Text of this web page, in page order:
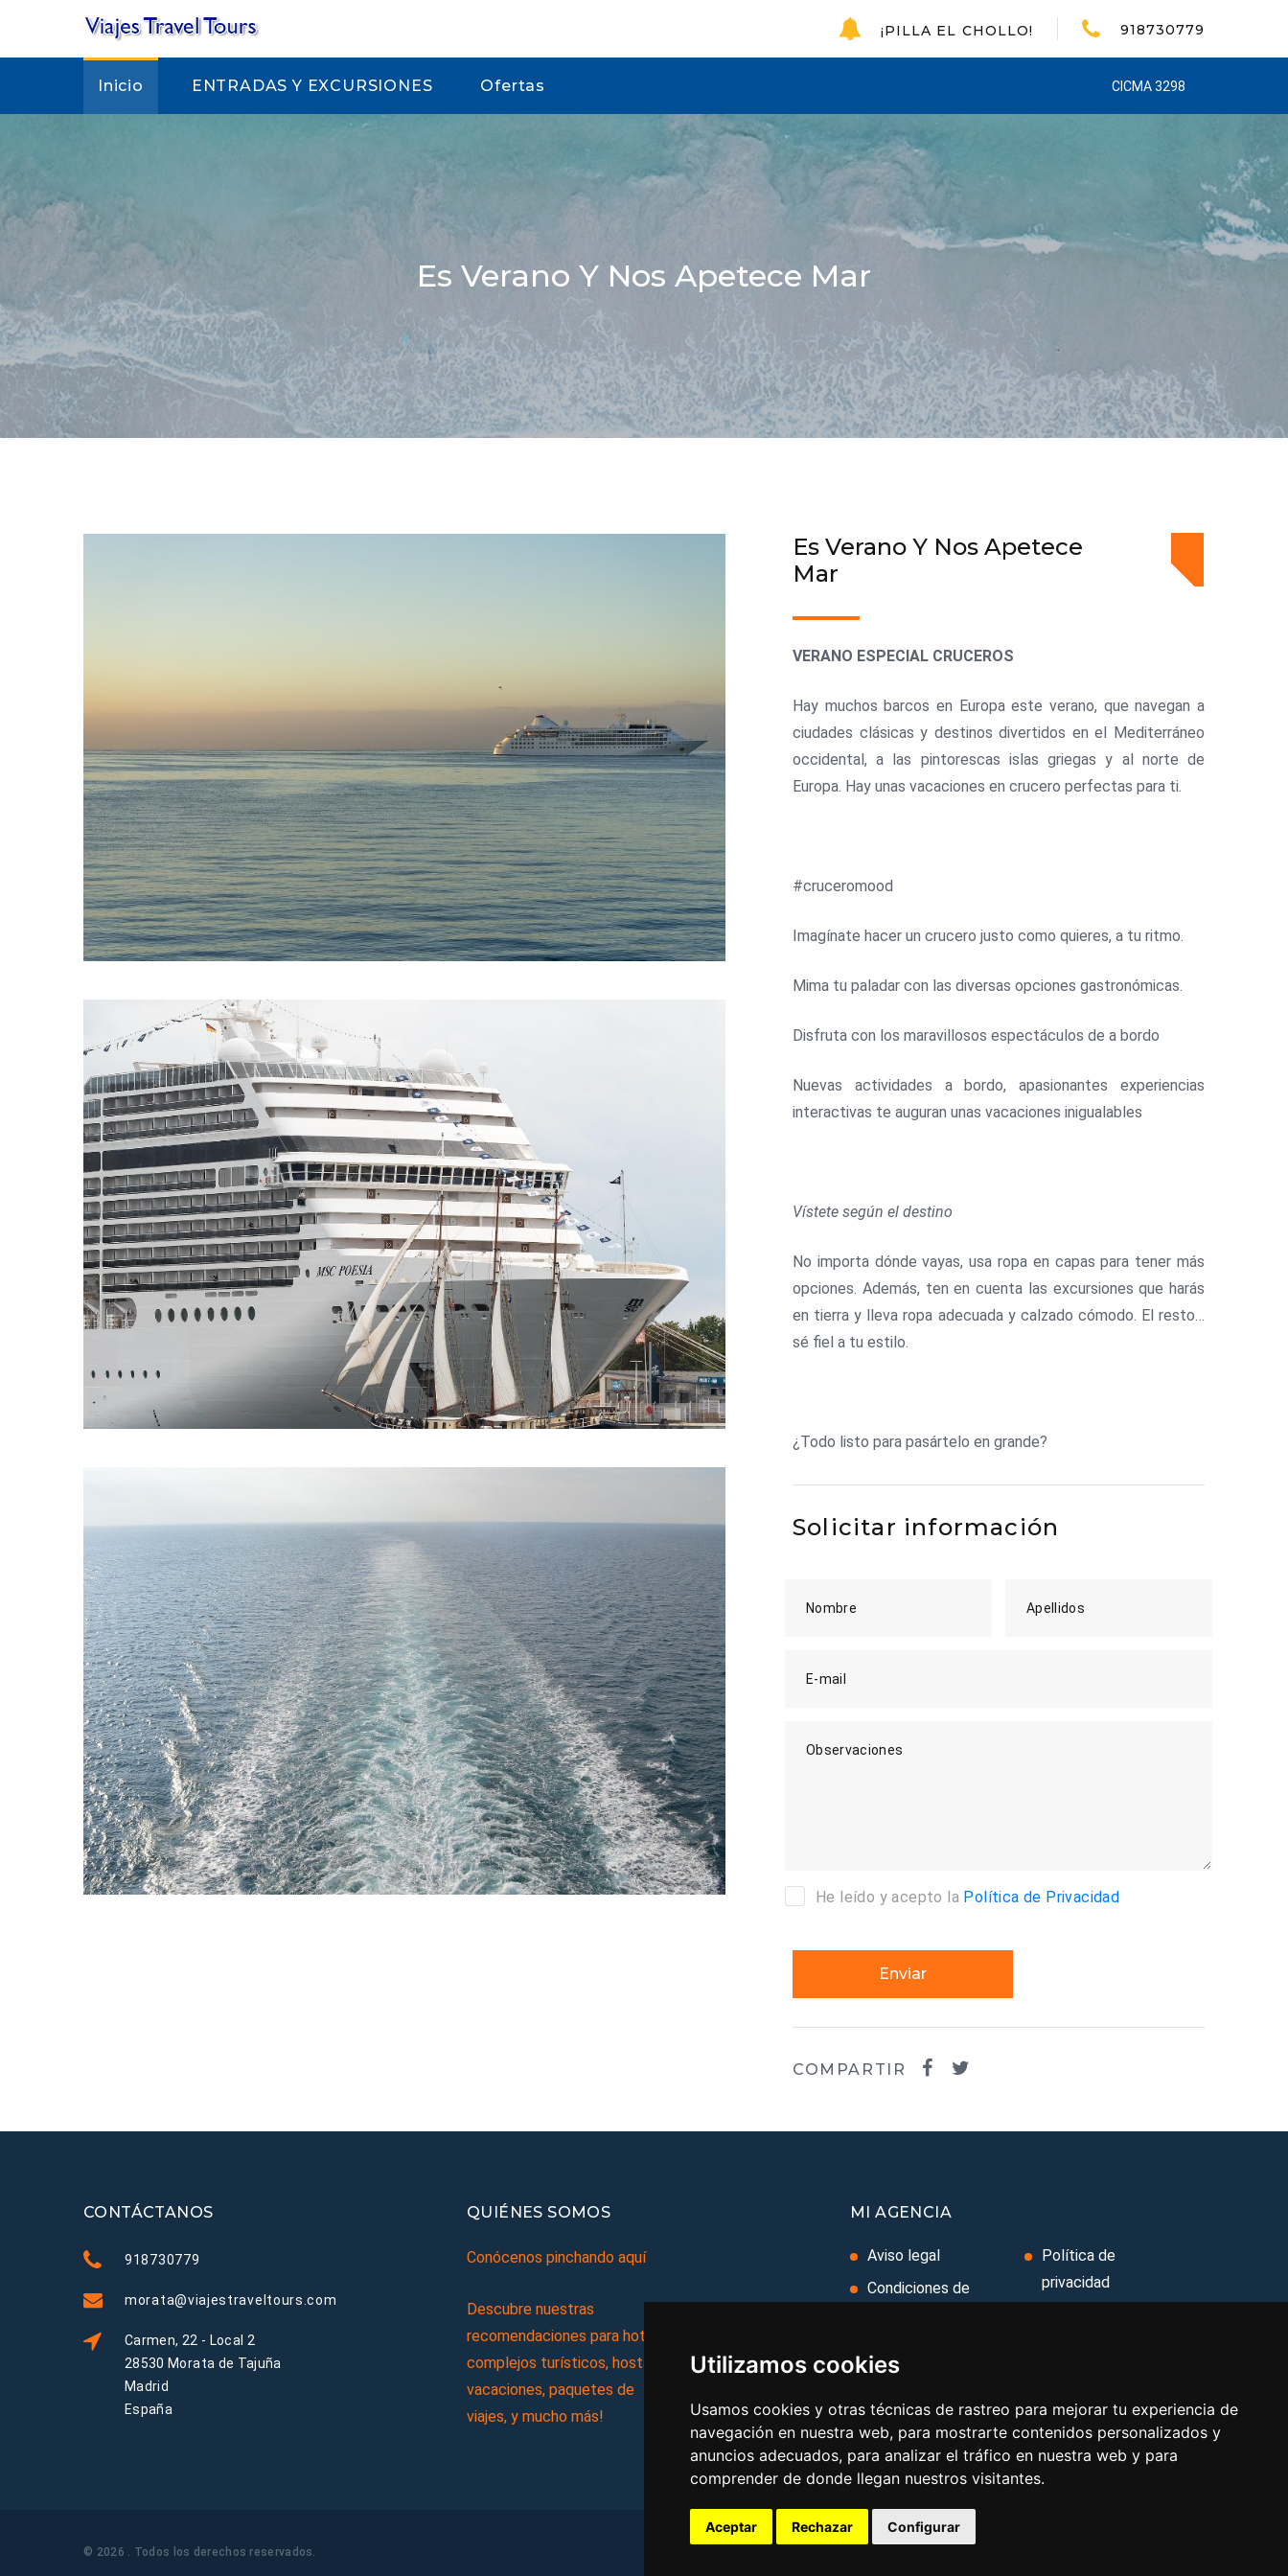
Utilizamos cookies
Usamos cookies y otras técnicas de rastreo para mejorar tu experiencia de
navegación en nuestra web, para mostrarte contenidos personalizados y
anuncios adecuados, para analizar el tráfico en nuestra web y para
comprender de donde llegan nuestros visitantes.
Aceptar Rechazar Configurar
¡PILLA EL CHOLLO! 918730779
CICMA 3298
Inicio ENTRADAS Y EXCURSIONES Ofertas
Es Verano Y Nos Apetece Mar
Es Verano Y Nos Apetece
Mar
VERANO ESPECIAL CRUCEROS
Hay muchos barcos en Europa este verano, que navegan a
ciudades clásicas y destinos divertidos en el Mediterráneo
occidental, a las pintorescas islas griegas y al norte de
Europa. Hay unas vacaciones en crucero perfectas para ti.
#cruceromood
Imagínate hacer un crucero justo como quieres, a tu ritmo.
Mima tu paladar con las diversas opciones gastronómicas.
Disfruta con los maravillosos espectáculos de a bordo
Nuevas actividades a bordo, apasionantes experiencias
interactivas te auguran unas vacaciones inigualables
Vístete según el destino
No importa dónde vayas, usa ropa en capas para tener más
opciones. Además, ten en cuenta las excursiones que harás
en tierra y lleva ropa adecuada y calzado cómodo. El resto…
sé fiel a tu estilo.
¿Todo listo para pasártelo en grande?
Solicitar información
Nombre Apellidos
E-mail
Observaciones
He leído y acepto la Política de Privacidad
Enviar
COMPARTIR
CONTÁCTANOS
918730779
morata@viajestraveltours.com
Carmen, 22 - Local 2
28530 Morata de Tajuña
Madrid
España
QUIÉNES SOMOS
Conócenos pinchando aquí
Descubre nuestras
recomendaciones para hoteles,
complejos turísticos, hostales,
vacaciones, paquetes de
viajes, y mucho más!
MI AGENCIA
Aviso legal
Condiciones de
Generales
Ley de Viajes
Combinados
Política de
privacidad
cookies
Contacto
© 2026 . Todos los derechos reservados.